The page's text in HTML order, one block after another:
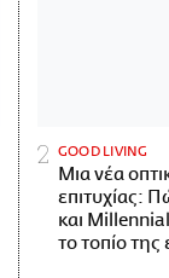
GOOD LIVING
Μια νέα
επιτυχίας:
και
το τοπίο της